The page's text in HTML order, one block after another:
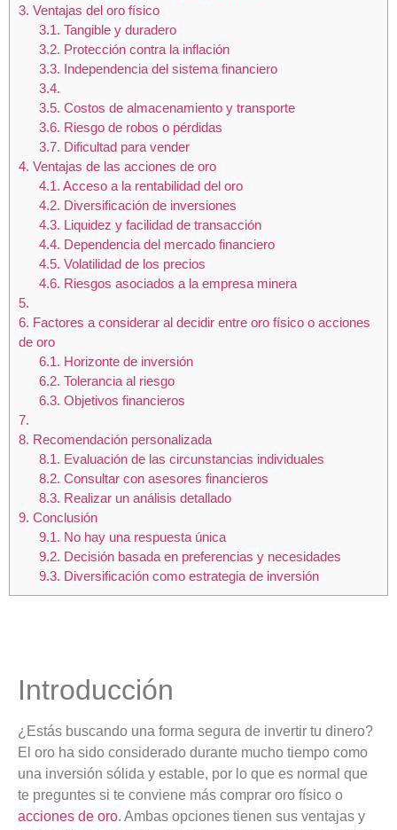
3. Ventajas del oro físico
3.1. Tangible y duradero
3.2. Protección contra la inflación
3.3. Independencia del sistema financiero
3.4.
3.5. Costos de almacenamiento y transporte
3.6. Riesgo de robos o pérdidas
3.7. Dificultad para vender
4. Ventajas de las acciones de oro
4.1. Acceso a la rentabilidad del oro
4.2. Diversificación de inversiones
4.3. Liquidez y facilidad de transacción
4.4. Dependencia del mercado financiero
4.5. Volatilidad de los precios
4.6. Riesgos asociados a la empresa minera
5.
6. Factores a considerar al decidir entre oro físico o acciones
de oro
6.1. Horizonte de inversión
6.2. Tolerancia al riesgo
6.3. Objetivos financieros
7.
8. Recomendación personalizada
8.1. Evaluación de las circunstancias individuales
8.2. Consultar con asesores financieros
8.3. Realizar un análisis detallado
9. Conclusión
9.1. No hay una respuesta única
9.2. Decisión basada en preferencias y necesidades
9.3. Diversificación como estrategia de inversión
Introducción
¿Estás buscando una forma segura de invertir tu dinero?
El oro ha sido considerado durante mucho tiempo como
una inversión sólida y estable, por lo que es normal que
te preguntes si te conviene más comprar oro físico o
acciones de oro. Ambas opciones tienen sus ventajas y